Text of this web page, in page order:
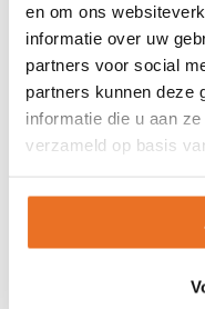
en om ons
informatie over uw
partners voor social
partners kunnen deze
informatie die u aan
verzameld op basis
krijgen. Dat geldt
voedsel. Om dat
veel meer energie.
Rauw of korte
In de
voedsel om
of kook je